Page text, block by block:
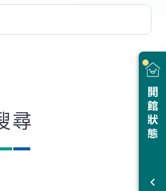
尋
開館狀態
尋